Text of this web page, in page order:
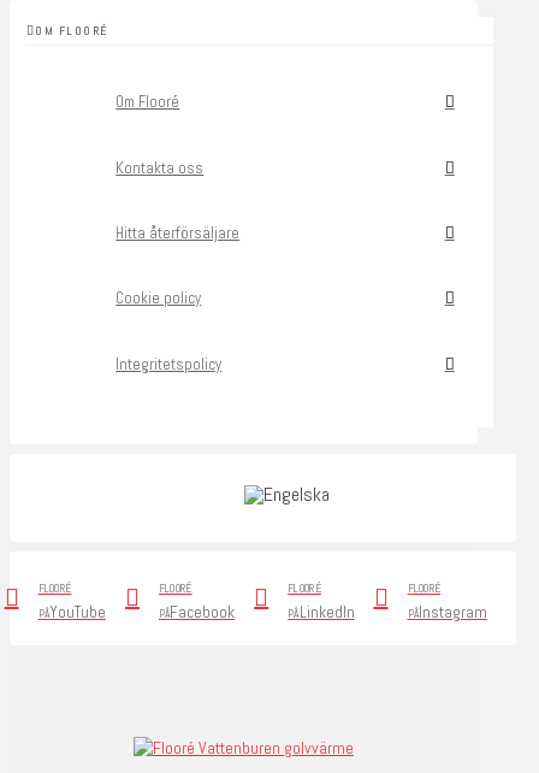
OM FLOORÉ
Om Flooré
Kontakta oss
Hitta återförsäljare
Cookie policy
Integritetspolicy
FLOORÉ
PÅYouTube
FLOORÉ
PÅFacebook
FLOORÉ
PÅLinkedIn
FLOORÉ
PÅInstagram